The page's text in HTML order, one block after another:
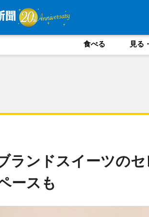
食べる 見る
ランドスイーツの
ースも